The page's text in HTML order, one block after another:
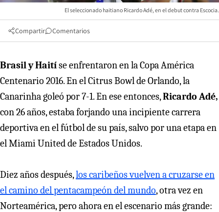
El seleccionado haitiano Ricardo Adé, en el debut contra Escocia.
Compartir Comentarios
Brasil y Haitíse enfrentaron en la Copa América
Centenario 2016. En el Citrus Bowl de Orlando, la
Canarinha goleó por 7-1. En ese entonces,Ricardo Adé,
con 26 años, estaba forjando una incipiente carrera
deportiva en el fútbol de su país, salvo por una etapa en
el Miami United de Estados Unidos.
Diez años después,los caribeños vuelven a cruzarse en
el camino del pentacampeón del mundo, otra vez en
Norteamérica, pero ahora en el escenario más grande: